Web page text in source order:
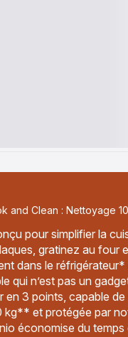
and Clean : Nettoyage
pour simplifier la
gratinez au four
dans le
qui n’est pas un
en 3 points, capable
kg** et protégée par
économise du temps